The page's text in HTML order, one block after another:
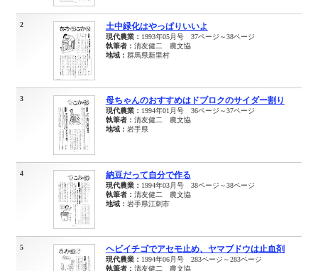
2 土中緑化はやっぱりいいよ
現代農業： 1993年05月号 37ページ～38ページ
執筆者： 清友健二 農文協
地域： 群馬県新里村
3 母ちゃんのおすすめはドブロクのサイダー割り
現代農業： 1994年01月号 36ページ～37ページ
執筆者： 清友健二 農文協
地域： 岩手県
4 納豆だって自分で作る
現代農業： 1994年03月号 38ページ～38ページ
執筆者： 清友健二 農文協
地域： 岩手県江刺市
5 ヘビイチゴでアセモ止め、ヤマブドウは止血剤
現代農業： 1994年06月号 283ページ～283ページ
執筆者： 清友健二 農文協